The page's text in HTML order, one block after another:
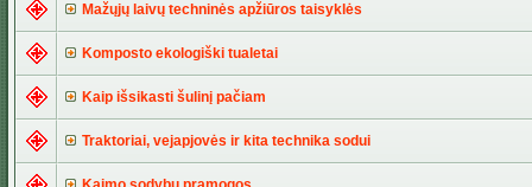
Mažųjų laivų techninės apžiūros taisyklės
Komposto ekologiški tualetai
Kaip išsikasti šulinį pačiam
Traktoriai, vejapjovės ir kita technika sodui